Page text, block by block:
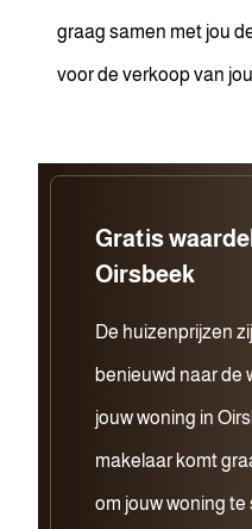
graag samen met jou
voor de verkoop van
Gratis
Oirsbeek
De huizenprijzen
benieuwd naar de
jouw woning in
makelaar komt
om jouw woning